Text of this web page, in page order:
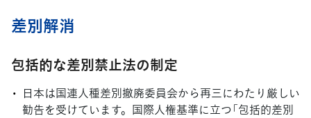
差別解消
包括的な差別禁止法の制定
日本は国連人種差別撤廃委員会から再三にわたり厳しい
勧告を受けています。国際人権基準に立つ「包括的差別